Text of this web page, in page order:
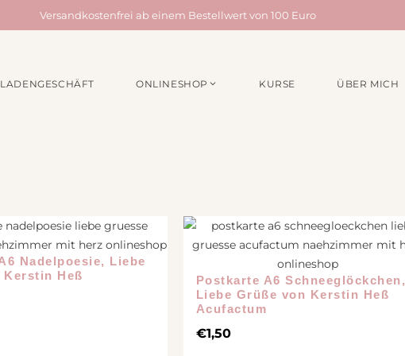
Versandkostenfrei ab einem Bestellwert von 100 Euro
LADENGESCHÄFT ONLINESHOP
Stoffbundles
Verschiedenes
Knöpfe
Nähgarn
Etiketten
Quiltzubehör
KURSE ÜBER MICH
Nadelpoesie, Liebe
Kerstin Heß
Postkarte A6 Schneeglöckchen,
Liebe Grüße von Kerstin Heß
Acufactum
€1,50